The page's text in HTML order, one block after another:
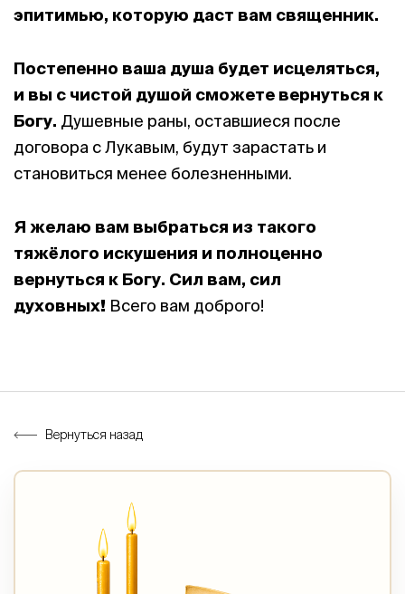
эпитимью, которую даст вам священник.
Постепенно ваша душа будет исцеляться,
и вы с чистой душой сможете вернуться к
Богу. Душевные раны, оставшиеся после
договора с Лукавым, будут зарастать и
становиться менее болезненными.
Я желаю вам выбраться из такого
тяжёлого искушения и полноценно
вернуться к Богу. Сил вам, сил
духовных! Всего вам доброго!
Вернуться назад